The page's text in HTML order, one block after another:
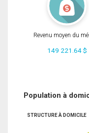
Revenu moyen du
149 221.64 $
Population à
STRUCTURE À DOMICILE